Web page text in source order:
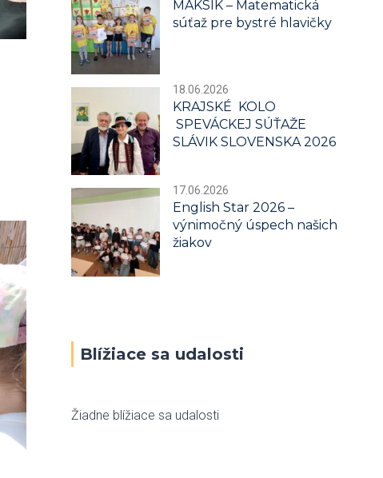
MAKSÍK – Matematická
súťaž pre bystré hlavičky
18.06.2026
KRAJSKÉ KOLO
SPEVÁCKEJ SÚŤAŽE
SLÁVIK SLOVENSKA 2026
17.06.2026
English Star 2026 –
výnimočný úspech našich
žiakov
Blížiace sa udalosti
Žiadne blížiace sa udalosti